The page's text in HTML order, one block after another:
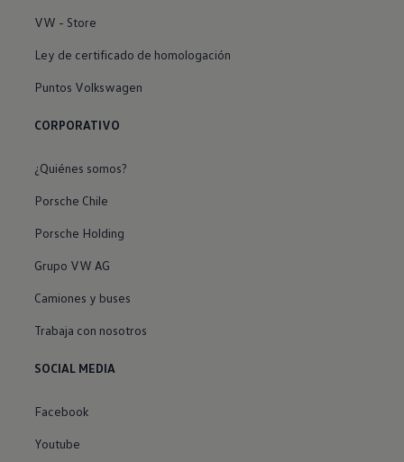
VW - Store
Ley de certificado de homologación
Puntos Volkswagen
CORPORATIVO
¿Quiénes somos?
Porsche Chile
Porsche Holding
Grupo VW AG
Camiones y buses
Trabaja con nosotros
SOCIAL MEDIA
Facebook
Youtube